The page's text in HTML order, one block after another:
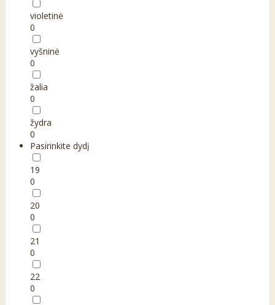
violetinė
0
vyšninė
0
žalia
0
žydra
0
Pasirinkite dydį
19
0
20
0
21
0
22
0